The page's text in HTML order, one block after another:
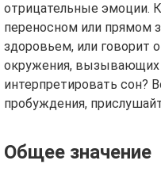
отрицательные эмоции.
переносном или прямом
здоровьем, или говорит
окружения, вызывающих
интерпретировать сон?
пробуждения,
Общее значение